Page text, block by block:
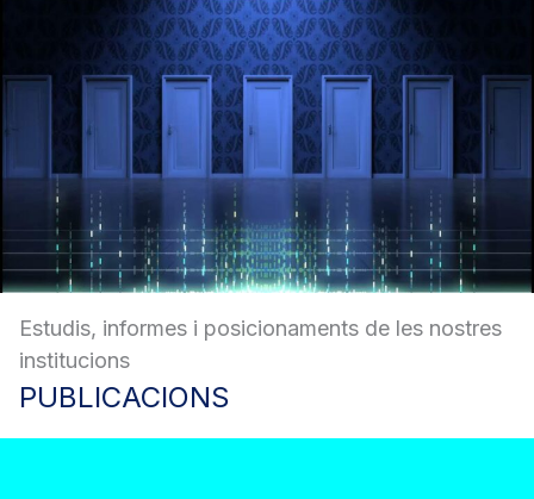
Estudis, informes i posicionaments de les nostres
institucions
PUBLICACIONS